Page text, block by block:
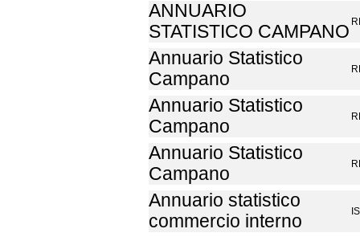
ANNUARIO
STATISTICO CAMPANO
Annuario Statistico
Campano
Annuario Statistico
Campano
Annuario Statistico
Campano
Annuario statistico
commercio interno